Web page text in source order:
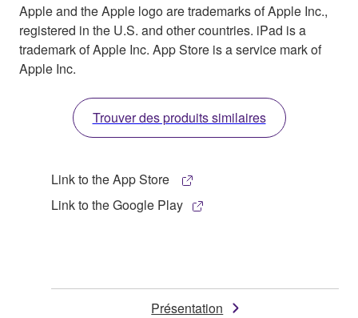
Apple and the Apple logo are trademarks of Apple Inc.,
registered in the U.S. and other countries. iPad is a
trademark of Apple Inc. App Store is a service mark of
Apple Inc.
Trouver des produits similaires
Link to the App Store
Link to the Google Play
Présentation